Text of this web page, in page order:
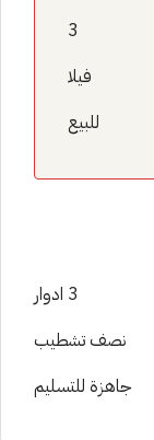
3
فيلا
للبيع
3 ادوار
نصف تشطيب
جاهزة للتسليم